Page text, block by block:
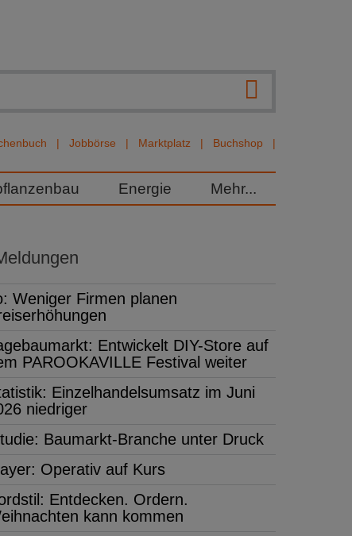
Jobbörse Marktplatz Buchshop
Energie Mehr...
Weniger Firmen planen
Entwickelt DIY-Store auf
PAROOKAVILLE Festival weiter
Einzelhandelsumsatz im Juni
niedriger
Baumarkt-Branche unter Druck
Operativ auf Kurs
Entdecken. Ordern.
kann kommen